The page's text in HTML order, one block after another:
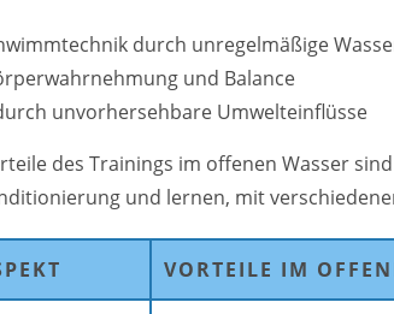
durch unregelmäßige
und Balance
unvorhersehbare Umwelteinflüsse
des Trainings im offenen Wasser
und lernen, mit
VORTEILE IM